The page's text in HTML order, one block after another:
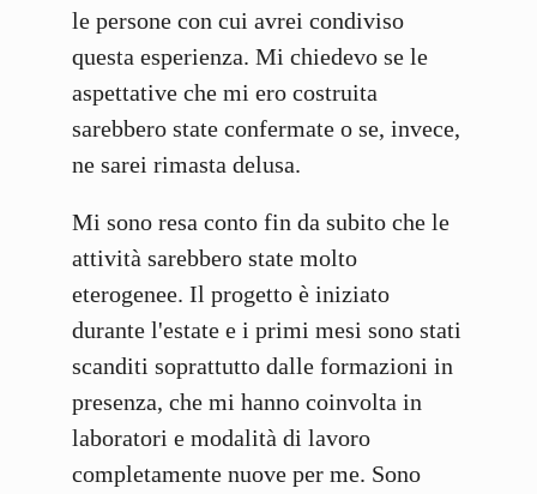
le persone con cui avrei condiviso
questa esperienza. Mi chiedevo se le
aspettative che mi ero costruita
sarebbero state confermate o se, invece,
ne sarei rimasta delusa.
Mi sono resa conto fin da subito che le
attività sarebbero state molto
eterogenee. Il progetto è iniziato
durante l'estate e i primi mesi sono stati
scanditi soprattutto dalle formazioni in
presenza, che mi hanno coinvolta in
laboratori e modalità di lavoro
completamente nuove per me. Sono